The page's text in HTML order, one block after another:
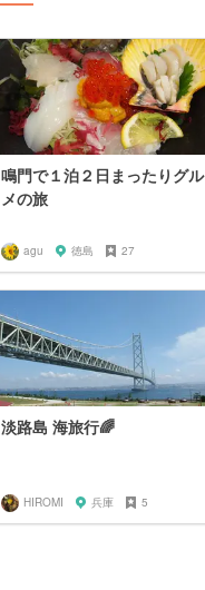
鳴門で１泊２日まったりグル
メの旅
agu 徳島 27
淡路島 海旅行🌈
HIROMI 兵庫 5